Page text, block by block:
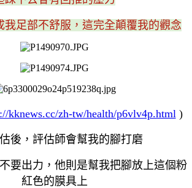
我足部不舒服，這完全顛覆我的觀念
kknews.cc/zh-tw/health/p6vlv4p.html )
後，評估師會幫我的腳打磨
要出力，他則是幫我把腳放上這個粉
紅色的膜具上